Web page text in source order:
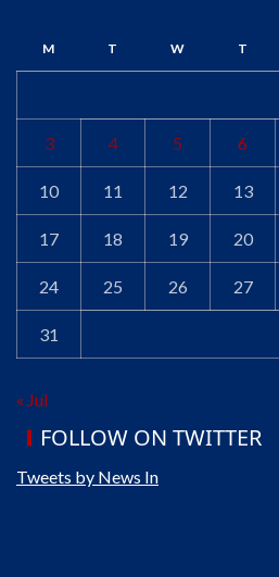
M T W T
3 4 5 6
10 11 12 13
17 18 19 20
24 25 26 27
31
« Jul
FOLLOW ON TWITTER
Tweets by News In